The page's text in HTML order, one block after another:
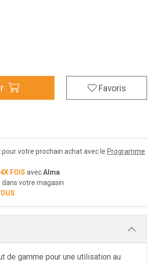
Favoris
pour votre prochain achat avec le Programme
FOIS avecAlma
dans votre magasin
de gamme pour une utilisation au